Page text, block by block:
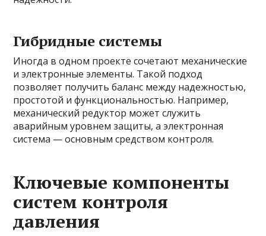
Гибридные системы
Иногда в одном проекте сочетают механические
и электронные элементы. Такой подход
позволяет получить баланс между надежностью,
простотой и функциональностью. Например,
механический редуктор может служить
аварийным уровнем защиты, а электронная
система — основным средством контроля.
Ключевые компоненты
систем контроля
давления